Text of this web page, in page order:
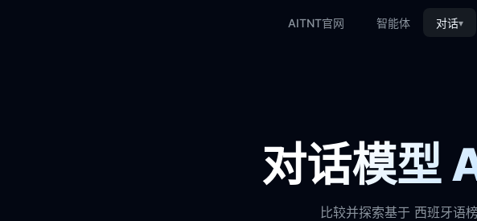
AITNT官网 智能体 对话▾
对话模型
比较并探索基于 西班牙语